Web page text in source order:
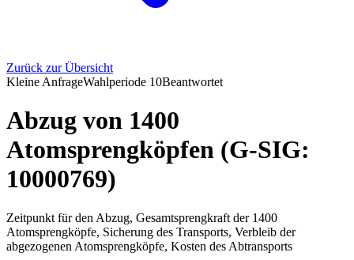
Zurück zur Übersicht
Kleine AnfrageWahlperiode 10Beantwortet
Abzug von 1400
Atomsprengköpfen (G-SIG:
10000769)
Zeitpunkt für den Abzug, Gesamtsprengkraft der 1400
Atomsprengköpfe, Sicherung des Transports, Verbleib der
abgezogenen Atomsprengköpfe, Kosten des Abtransports